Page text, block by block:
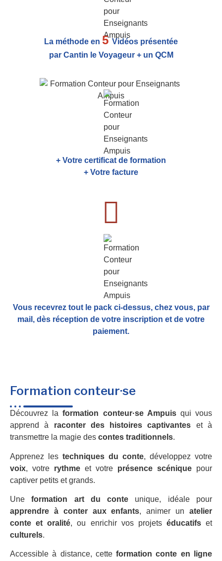
La méthode en 5Vidéos présentée
par Cantin le Voyageur + un QCM
+ Votre certificat de formation
+ Votre facture
Vous recevrez tout le pack ci-dessus, chez vous, par
mail, dès réception de votre inscription et de votre
paiement.
Formation conteur·se
Découvrez laformation conteur·se Ampuisqui vous
apprend à raconter des histoires captivantes et à
transmettre la magie des contes traditionnels.
Apprenez les techniques du conte, développez votre
voix, votre rythme et votre présence scénique pour
captiver petits et grands.
Uneformation art du conte unique, idéale pour
apprendre à conter aux enfants, animer unatelier
conte et oralité, ou enrichir vos projets éducatifset
culturels.
Accessible à distance, cetteformation conte en ligne